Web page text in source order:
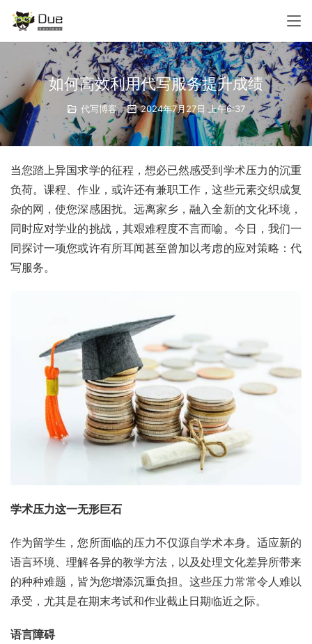
如何高效利用代写服务提升成绩
代写博客 2024年7月27日 上午6:37
当您踏上异国求学的征程，想必已然感受到学术压力的沉重
负荷。课程、作业，或许还有兼职工作，这些元素交织成复
杂的网，使您深感困扰。远离家乡，融入全新的文化环境，
同时应对学业的挑战，其艰难程度不言而喻。今日，我们一
同探讨一项您或许有所耳闻甚至曾加以考虑的应对策略：代
写服务。
学术压力这一无形巨石
作为留学生，您所面临的压力不仅源自学术本身。适应新的
语言环境、理解各异的教学方法，以及处理文化差异所带来
的种种难题，皆为您增添沉重负担。这些压力常常令人难以
承受，尤其是在期末考试和作业截止日期临近之际。
语言障碍